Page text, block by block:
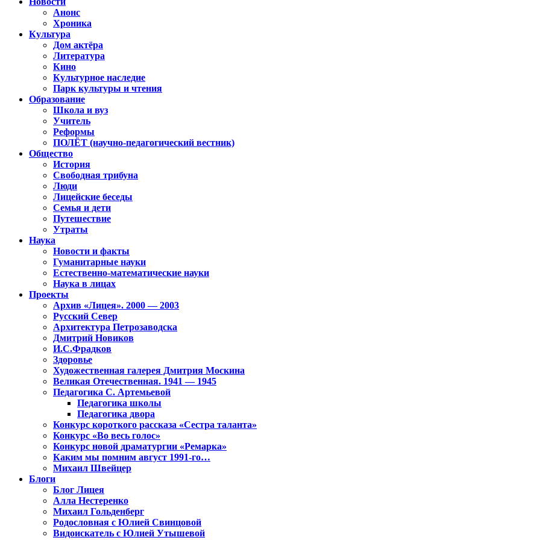
Анонс
Хроника
Культура
Дом актёра
Литература
Кино
Культурное наследие
Парк культуры и чтения
Образование
Школа и вуз
Учитель
Реформы
ПОЛЁТ (научно-педагогический вестник)
Общество
История
Свободная трибуна
Люди
Лицейские беседы
Семья и дети
Путешествие
Утраты
Наука
Новости и факты
Гуманитарные науки
Естественно-математические науки
Наука в лицах
Проекты
Архив «Лицея». 2000 — 2003
Русский Север
Архитектура Петрозаводска
Дмитрий Новиков
И.С.Фрадков
Здоровье
Художественная галерея Дмитрия Москина
Великая Отечественная. 1941 — 1945
Педагогика С. Артемьевой
Педагогика школы
Педагогика двора
Конкурс короткого рассказа «Сестра таланта»
Конкурс «Во весь голос»
Конкурс новой драматургии «Ремарка»
Каким мы помним август 1991-го…
Михаил Швейцер
Блоги
Блог Лицея
Алла Нестеренко
Михаил Гольденберг
Родословная с Юлией Свинцовой
Видоискатель с Юлией Утышевой